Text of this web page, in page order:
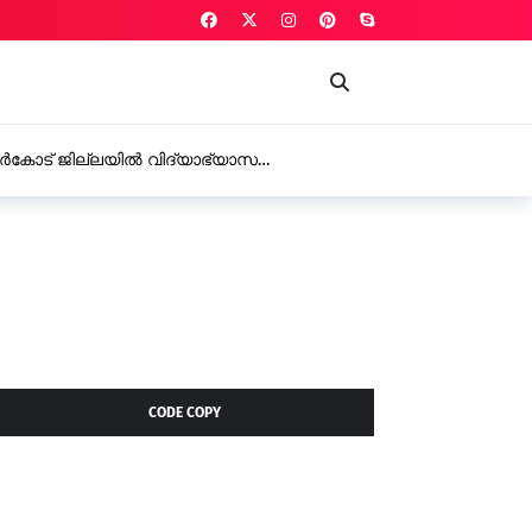
യു.ഡി.എഫ് അംഗം ടി. സമീറ രാജിവച്ചു
CODE COPY